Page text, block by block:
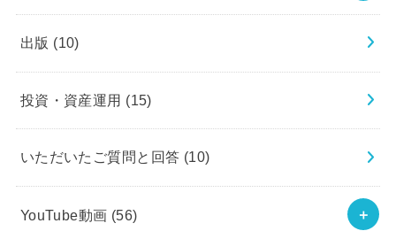
出版 (10)
投資・資産運用 (15)
いただいたご質問と回答 (10)
YouTube動画 (56)